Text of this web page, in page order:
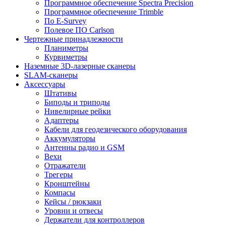
Программное обеспечение Spectra Precision
Программное обеспечение Trimble
По E-Survey
Полевое ПО Carlson
Чертежные принадлежности
Планиметры
Курвиметры
Наземные 3D-лазерные сканеры
SLAM-сканеры
Аксессуары
Штативы
Биподы и триподы
Нивелирные рейки
Адаптеры
Кабели для геодезического оборудования
Аккумуляторы
Антенны радио и GSM
Вехи
Отражатели
Трегеры
Кронштейны
Компасы
Кейсы / рюкзаки
Уровни и отвесы
Держатели для контроллеров